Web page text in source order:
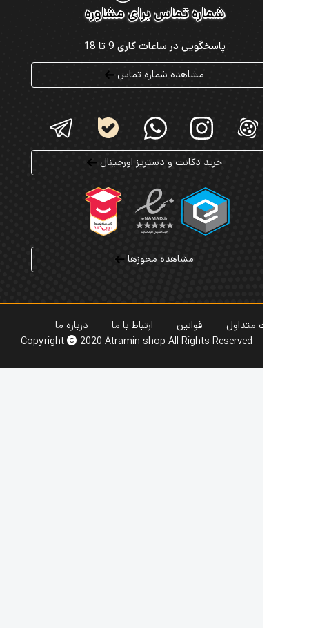
حاشیه سود ارائه می شود، خرید عطر لوکس را برای
از ویژگی های منحصر به فرد عطرامین، سرویس خرید
عطر اورجینال است. شما می توانید از میان هزاران عطر
موجود، حتی از حجم 1 میل سفارش دهید و پیش از خرید
بسیاری دارد.
با ارسال رایگان عطرهای حجم کامل به سراسر کشور،
اعتبار هدیه در زمان عضویت و پشتیبانی 24 ساعته، تجربه ای
راحت از خرید اینترنتی عطر و ادکلن اصل را برای
خود فراهم کرده است.
شماره تماس برای مشاوره
پاسخگویی در ساعات کاری 9 تا 18
مشاهده شماره تماس
خرید دکانت و دستریز اورجینال
مشاهده مجوزها
قوانین ارتباط با ما
درباره ما
Copyright
2020 Atramin shop All Rights Reserved